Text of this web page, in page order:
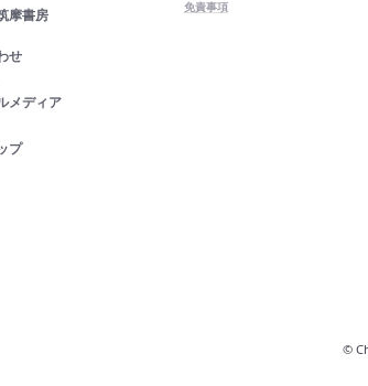
摩書房
せ
メディア
プ
免責事項
©